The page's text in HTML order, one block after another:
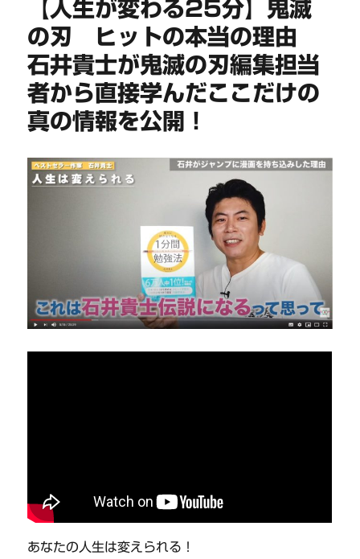
【人生が変わる25分】鬼滅
の刃 ヒットの本当の理由
石井貴士が鬼滅の刃編集担当
者から直接学んだここだけの
真の情報を公開！
あなたの人生は変えられる！